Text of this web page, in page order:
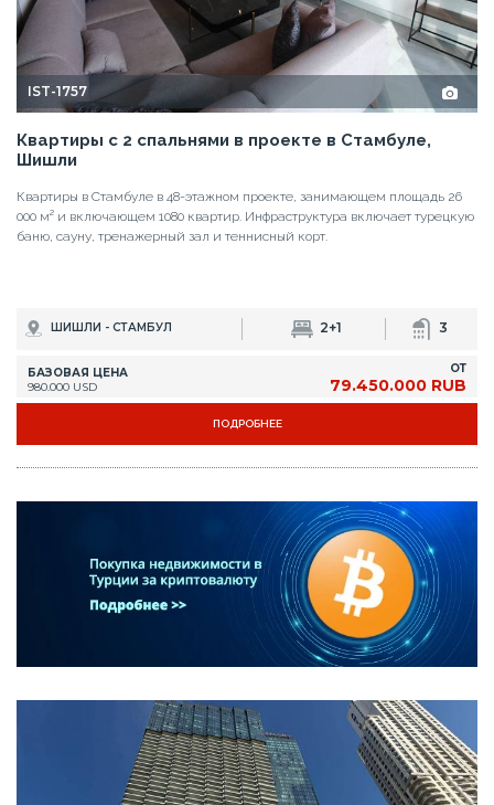
IST-1757
Квартиры с 2 спальнями в проекте в Стамбуле,
Шишли
Квартиры в Стамбуле в 48-этажном проекте, занимающем площадь 26
000 м² и включающем 1080 квартир. Инфраструктура включает турецкую
баню, сауну, тренажерный зал и теннисный корт.
ШИШЛИ - СТАМБУЛ 2+1 3
БАЗОВАЯ ЦЕНА
980.000 USD
ОТ
79.450.000 RUB
ПОДРОБНЕЕ